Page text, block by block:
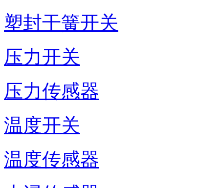
塑封干簧开关
压力开关
压力传感器
温度开关
温度传感器